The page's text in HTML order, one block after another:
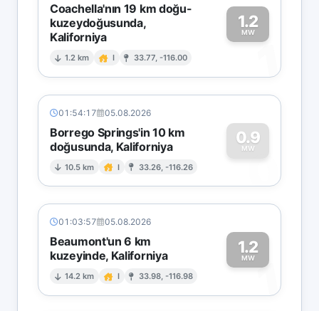
Coachella'nın 19 km doğu-
kuzeydoğusunda,
Kaliforniya
1.2 km I 33.77, -116.00
1.2
MW
1
01:54:17 05.08.2026
Borrego Springs'in 10 km
doğusunda, Kaliforniya
10.5 km I 33.26, -116.26
0.9
MW
0
01:03:57 05.08.2026
Beaumont'un 6 km
kuzeyinde, Kaliforniya
14.2 km I 33.98, -116.98
1.2
MW1